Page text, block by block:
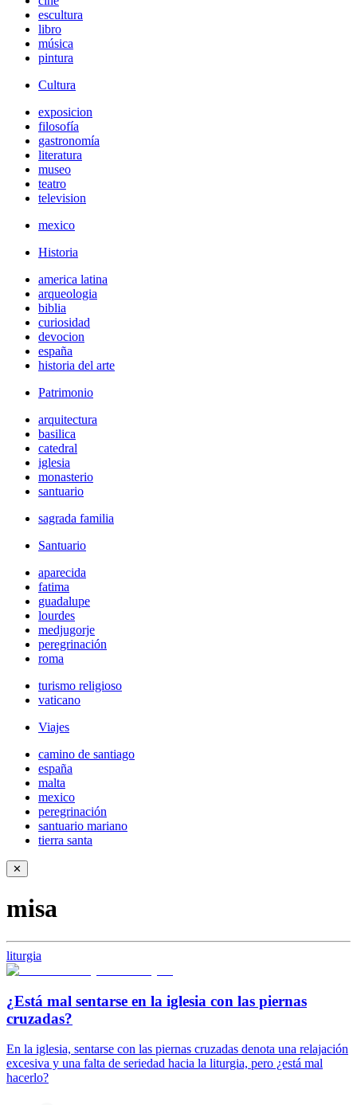
escultura
libro
música
pintura
Cultura
exposicion
filosofía
gastronomía
literatura
museo
teatro
television
mexico
Historia
america latina
arqueologia
biblia
curiosidad
devocion
españa
historia del arte
Patrimonio
arquitectura
basilica
catedral
iglesia
monasterio
santuario
sagrada familia
Santuario
aparecida
fatima
guadalupe
lourdes
medjugorje
peregrinación
roma
turismo religioso
vaticano
Viajes
camino de santiago
españa
malta
mexico
peregrinación
santuario mariano
tierra santa
✕
misa
liturgia
¿Está mal sentarse en la iglesia con las piernas
cruzadas?
En la iglesia, sentarse con las piernas cruzadas denota una relajación
excesiva y una falta de seriedad hacia la liturgia, pero ¿está mal
hacerlo?